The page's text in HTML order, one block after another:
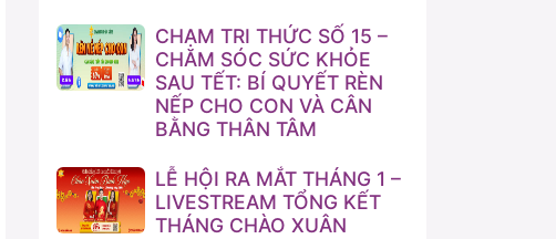
CHẠM TRI THỨC SỐ 15 –
CHĂM SÓC SỨC KHỎE
SAU TẾT: BÍ QUYẾT RÈN
NẾP CHO CON VÀ CÂN
BẰNG THÂN TÂM
LỄ HỘI RA MẮT THÁNG 1 –
LIVESTREAM TỔNG KẾT
THÁNG CHÀO XUÂN